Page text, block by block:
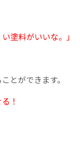
塗料がいいな。」
とができます。
！